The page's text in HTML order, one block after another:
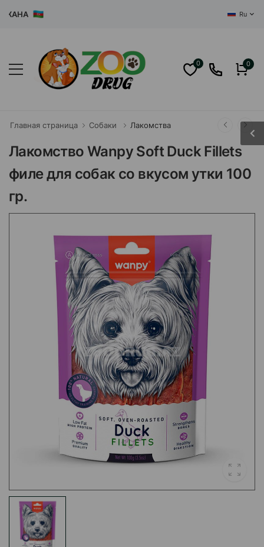
Ru
0 0
Главная страница Собаки Лакомства
Лакомство Wanpy Soft Duck Fillets
филе для собак со вкусом утки 100
гр.